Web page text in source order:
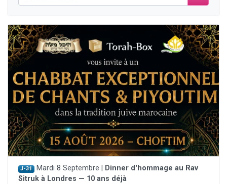
J-31 Mardi 8 Septembre |
Dinner d'hommage au Rav
Sitruk à Londres — 10 ans déjà